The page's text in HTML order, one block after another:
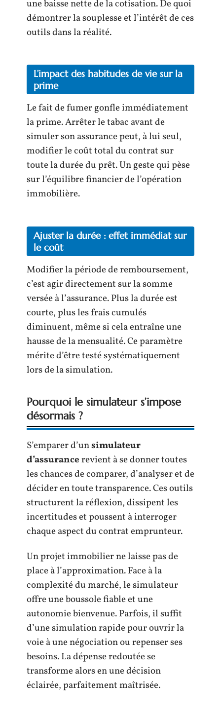
une baisse nette de la cotisation. De quoi
démontrer la souplesse et l’intérêt de ces
outils dans la réalité.
L’impact des habitudes de vie sur la
prime
Le fait de fumer gonfle immédiatement
la prime. Arrêter le tabac avant de
simuler son assurance peut, à lui seul,
modifier le coût total du contrat sur
toute la durée du prêt. Un geste qui pèse
sur l’équilibre financier de l’opération
immobilière.
Ajuster la durée : effet immédiat sur
le coût
Modifier la période de remboursement,
c’est agir directement sur la somme
versée à l’assurance. Plus la durée est
courte, plus les frais cumulés
diminuent, même si cela entraîne une
hausse de la mensualité. Ce paramètre
mérite d’être testé systématiquement
lors de la simulation.
Pourquoi le simulateur s’impose
désormais ?
S’emparer d’unsimulateur
d’assurancerevient à se donner toutes
les chances de comparer, d’analyser et de
décider en toute transparence. Ces outils
structurent la réflexion, dissipent les
incertitudes et poussent à interroger
chaque aspect du contrat emprunteur.
Un projet immobilier ne laisse pas de
place à l’approximation. Face à la
complexité du marché, le simulateur
offre une boussole fiable et une
autonomie bienvenue. Parfois, il suffit
d’une simulation rapide pour ouvrir la
voie à une négociation ou repenser ses
besoins. La dépense redoutée se
transforme alors en une décision
éclairée, parfaitement maîtrisée.